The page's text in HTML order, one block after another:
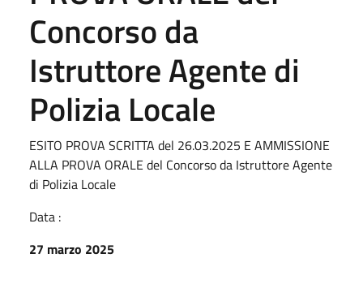
Concorso da
Istruttore Agente di
Polizia Locale
ESITO PROVA SCRITTA del 26.03.2025 E AMMISSIONE
ALLA PROVA ORALE del Concorso da Istruttore Agente
di Polizia Locale
Data :
27 marzo 2025